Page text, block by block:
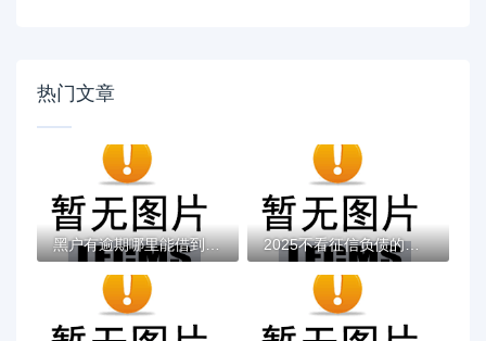
热门文章
黑户有逾期哪里能借到钱啊急用！看这5个黑户... 2025不看征信负债的网贷百分百下款，最新5个...